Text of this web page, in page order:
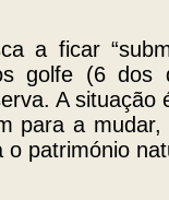
a ficar
golfe (6 dos
A situação
para a
património